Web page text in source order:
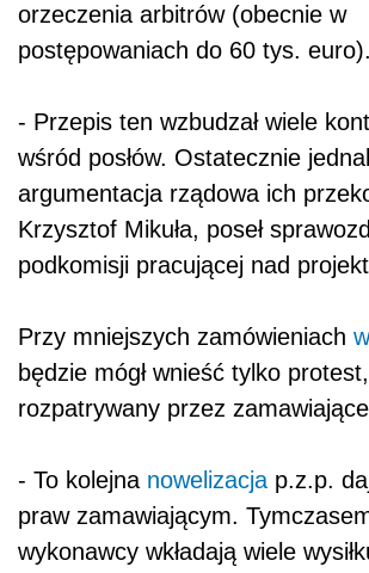
orzeczenia arbitrów (obecnie w
postępowaniach do 60 tys. euro).
- Przepis ten wzbudzał wiele
wśród posłów. Ostatecznie
argumentacja rządowa ich
Krzysztof Mikuła, poseł
podkomisji pracującej nad
Przy mniejszych zamówieniach
będzie mógł wnieść tylko protest,
rozpatrywany przez
- To kolejna nowelizacja p.z.p.
praw zamawiającym.
wykonawcy wkładają wiele